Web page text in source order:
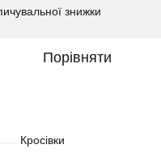
знижки
Порівняти
Кросівки